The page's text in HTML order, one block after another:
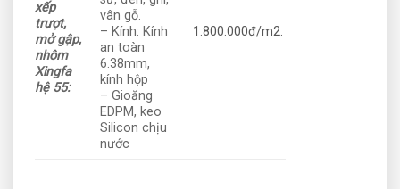
xếp
trượt,
mở gập,
nhôm
Xingfa
hệ 55:
vân gỗ.
– Kính: Kính
an toàn
6.38mm,
kính hộp
– Gioăng
EDPM, keo
Silicon chịu
nước
1.800.000đ/m2.